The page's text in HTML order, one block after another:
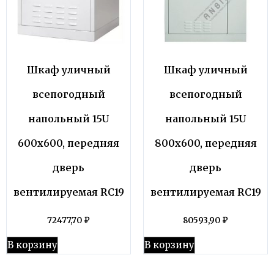
Шкаф уличный
всепогодный
напольный 15U
600х600, передняя
дверь
вентилируемая RC19
72477,70 ₽
В корзину
Шкаф уличный
всепогодный
напольный 15U
800х600, передняя
дверь
вентилируемая RC19
80593,90 ₽
В корзину